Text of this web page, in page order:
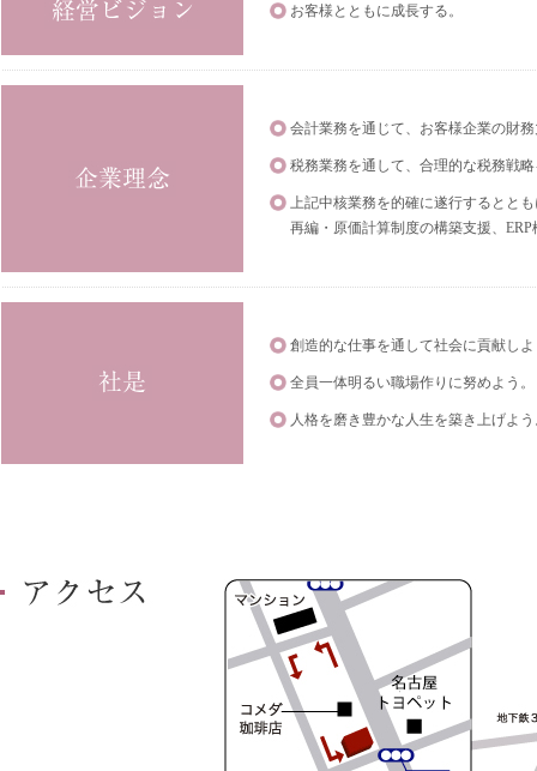
お客様とともに成長する。
会計業務を通じて、お客様企業の財
税務業務を通して、合理的な税務戦
上記中核業務を的確に遂行するとと
再編・原価計算制度の構築支援、
創造的な仕事を通して社会に貢献し
全員一体明るい職場作りに努めよう。
人格を磨き豊かな人生を築き上げよ